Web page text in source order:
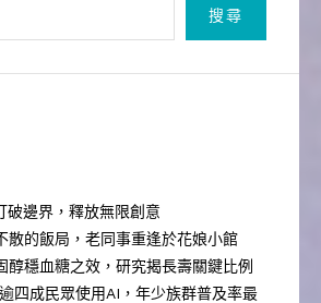
搜尋
破邊界，釋放無限創意
散的飯局，老同事重逢於花娘小館
醇穩血糖之效，研究揭長壽關鍵比例
四成民眾使用AI，年少族群普及率最